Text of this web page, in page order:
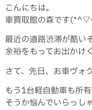
こんにちは。
車買取館の森です
最近の道路渋滞が酷い
余裕をもってお出か
さて、先日、お車ヴォ
もう1台軽自動車も所
そうか悩んでいらっし